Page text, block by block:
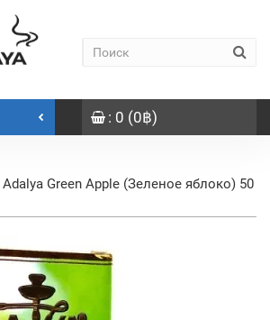
: 0 (0฿)
Green Apple (Зеленое яблоко) 50